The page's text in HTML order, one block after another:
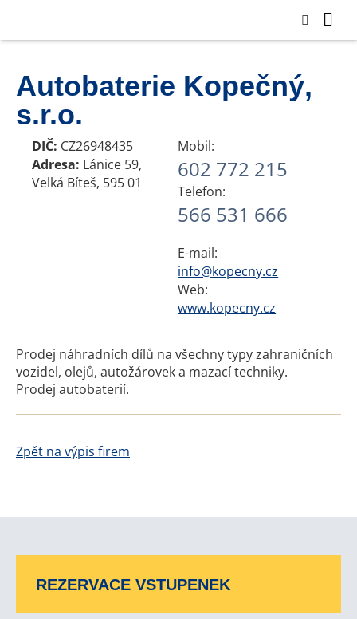
Autobaterie Kopečný,
s.r.o.
DIČ: CZ26948435
Adresa: Lánice 59,
Velká Bíteš, 595 01
Mobil:
602 772 215
Telefon:
566 531 666
E-mail:
info@kopecny.cz
Web:
www.kopecny.cz
Prodej náhradních dílů na všechny typy zahraničních
vozidel, olejů, autožárovek a mazací techniky.
Prodej autobaterií.
Zpět na výpis firem
REZERVACE VSTUPENEK